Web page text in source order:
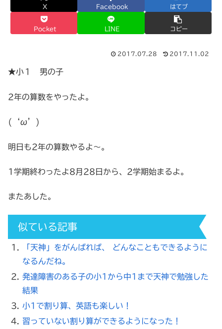
X Facebook はてブ
Pocket LINE コピー
2017.07.28 2017.11.02
★小１ 男の子
2年の算数をやったよ。
(‘ω’)
明日も2年の算数やるよ～。
1学期終わったよ8月28日から、2学期始まるよ。
またあした。
似ている記事
「天神」をがんばれば、 どんなこともできるように
なるんだね。
発達障害のある子の小1から中1まで天神で勉強した
結果
小1で割り算、英語も楽しい！
習っていない割り算ができるようになった！